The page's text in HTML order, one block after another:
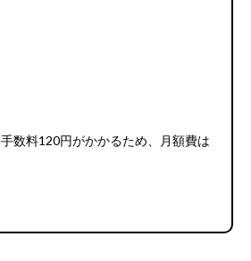
手数料120円がかかるため、月額費は